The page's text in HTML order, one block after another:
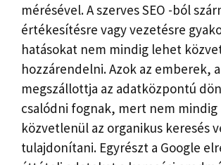
mérésével. A szerves SEO -ból
értékesítésre vagy vezetésre
hatásokat nem mindig lehet
hozzárendelni. Azok az emberek,
megszállottja az adatközpontú
csalódni fognak, mert nem
közvetlenül az organikus keresés
tulajdonítani. Egyrészt a Google